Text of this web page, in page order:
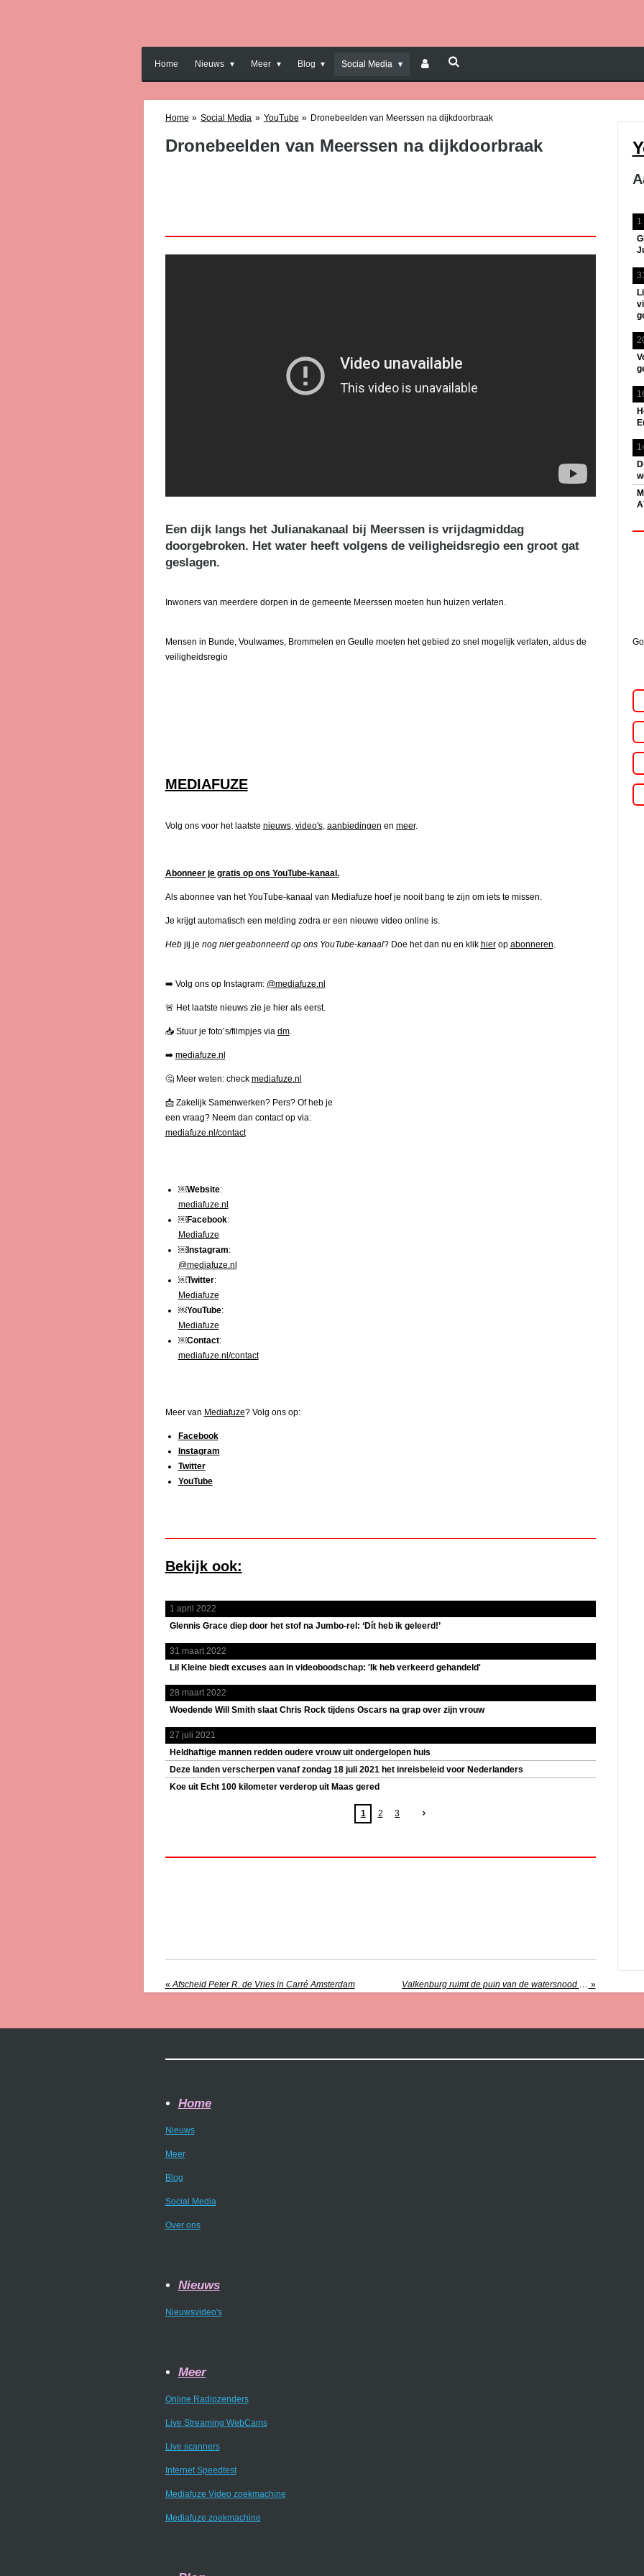
Home Nieuws Meer Blog Social Media
Home » Social Media » YouTube » Dronebeelden van Meerssen na dijkdoorbraak
Dronebeelden van Meerssen na dijkdoorbraak
Een dijk langs het Julianakanaal bij Meerssen is vrijdagmiddag
doorgebroken. Het water heeft volgens de veiligheidsregio een groot gat
geslagen.
Inwoners van meerdere dorpen in de gemeente Meerssen moeten hun huizen verlaten.
Mensen in Bunde, Voulwames, Brommelen en Geulle moeten het gebied zo snel mogelijk verlaten, aldus de
veiligheidsregio
MEDIAFUZE
Volg ons voor het laatste nieuws, video's, aanbiedingen en meer.
Abonneer je gratis op ons YouTube-kanaal.
Als abonnee van het YouTube-kanaal van Mediafuze hoef je nooit bang te zijn om iets te missen.
Je krijgt automatisch een melding zodra er een nieuwe video online is.
Hebjij je nog niet geabonneerd op ons YouTube-kanaal? Doe het dan nu en klik hierop abonneren.
➡️ Volg ons op Instagram: @mediafuze.nl
🚨 Het laatste nieuws zie je hier als eerst.
📥 Stuur je foto’s/filmpjes via dm.
➡️ mediafuze.nl
🤔 Meer weten: check mediafuze.nl
📩 Zakelijk Samenwerken? Pers? Of heb je
een vraag? Neem dan contact op via:
mediafuze.nl/contact
￼Website:
mediafuze.nl
￼Facebook:
Mediafuze
￼Instagram:
@mediafuze.nl
￼Twitter:
Mediafuze
￼YouTube:
Mediafuze
￼Contact:
mediafuze.nl/contact
Meer van Mediafuze? Volg ons op:
Facebook
Instagram
Twitter
YouTube
Bekijk ook:
1 april 2022
Glennis Grace diep door het stof na Jumbo-rel: ‘Dít heb ik geleerd!’
31 maart 2022
Lil Kleine biedt excuses aan in videoboodschap: 'Ik heb verkeerd gehandeld'
28 maart 2022
Woedende Will Smith slaat Chris Rock tijdens Oscars na grap over zijn vrouw
27 juli 2021
Heldhaftige mannen redden oudere vrouw uit ondergelopen huis
Deze landen verscherpen vanaf zondag 18 juli 2021 het inreisbeleid voor Nederlanders
Koe uit Echt 100 kilometer verderop uit Maas gered
1 2 3
« Afscheid Peter R. de Vries in Carré Amsterdam Valkenburg ruimt de puin van de watersnood op: "Afval blijft van alle kanten komen" »
1
Home
Nieuws
Meer
Blog
Social Media
Over ons
Nieuws
Nieuwsvideo's
Meer
Online Radiozenders
Live Streaming WebCams
Live scanners
Internet Speedtest
Mediafuze Video zoekmachine
Mediafuze zoekmachine